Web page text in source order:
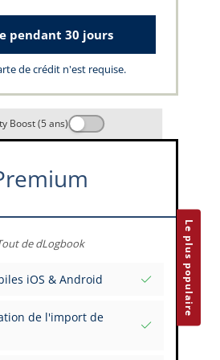
pendant 30 jours
de crédit n'est requise.
Le plus populaire
Boost (5 ans)
de dLogbook
iOS & Android
FSTD
sur tous vos appareils
de l'import de